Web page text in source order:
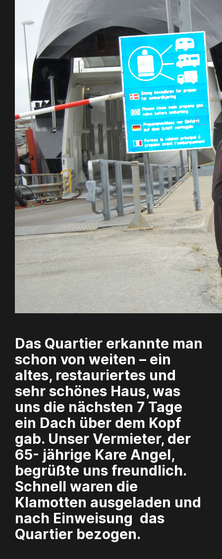
Das Quartier erkannte man
schon von weiten – ein
altes, restauriertes und
sehr schönes Haus, was
uns die nächsten 7 Tage
ein Dach über dem Kopf
gab. Unser Vermieter, der
65- jährige Kare Angel,
begrüßte uns freundlich.
Schnell waren die
Klamotten ausgeladen und
nach Einweisung das
Quartier bezogen.